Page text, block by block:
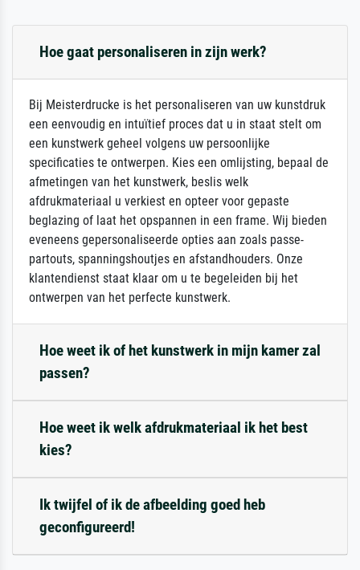
Hoe gaat personaliseren in zijn werk?
Bij Meisterdrucke is het personaliseren van uw kunstdruk
een eenvoudig en intuïtief proces dat u in staat stelt om
een kunstwerk geheel volgens uw persoonlijke
specificaties te ontwerpen. Kies een omlijsting, bepaal de
afmetingen van het kunstwerk, beslis welk
afdrukmateriaal u verkiest en opteer voor gepaste
beglazing of laat het opspannen in een frame. Wij bieden
eveneens gepersonaliseerde opties aan zoals passe-
partouts, spanningshoutjes en afstandhouders. Onze
klantendienst staat klaar om u te begeleiden bij het
ontwerpen van het perfecte kunstwerk.
Hoe weet ik of het kunstwerk in mijn kamer zal
passen?
Hoe weet ik welk afdrukmateriaal ik het best
kies?
Ik twijfel of ik de afbeelding goed heb
geconfigureerd!